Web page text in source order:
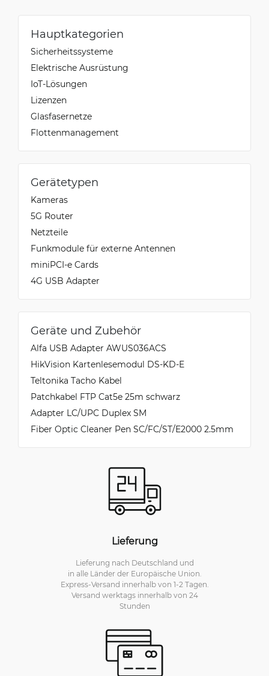
Hauptkategorien
Sicherheitssysteme
Elektrische Ausrüstung
IoT-Lösungen
Lizenzen
Glasfasernetze
Flottenmanagement
Gerätetypen
Kameras
5G Router
Netzteile
Funkmodule für externe Antennen
miniPCI-e Cards
4G USB Adapter
Geräte und Zubehör
Alfa USB Adapter AWUS036ACS
HikVision Kartenlesemodul DS-KD-E
Teltonika Tacho Kabel
Patchkabel FTP Cat5e 25m schwarz
Adapter LC/UPC Duplex SM
Fiber Optic Cleaner Pen SC/FC/ST/E2000 2.5mm
Lieferung
Lieferung nach Deutschland und
in alle Länder der Europäische Union.
Express-Versand innerhalb von 1-2 Tagen.
Versand werktags innerhalb von 24
Stunden